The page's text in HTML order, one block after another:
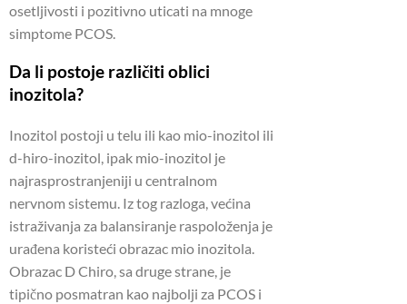
osetljivosti i pozitivno uticati na mnoge
simptome PCOS.
Da li postoje različiti oblici
inozitola?
Inozitol postoji u telu ili kao mio-inozitol ili
d-hiro-inozitol, ipak mio-inozitol je
najrasprostranjeniji u centralnom
nervnom sistemu. Iz tog razloga, većina
istraživanja za balansiranje raspoloženja je
urađena koristeći obrazac mio inozitola.
Obrazac D Chiro, sa druge strane, je
tipično posmatran kao najbolji za PCOS i